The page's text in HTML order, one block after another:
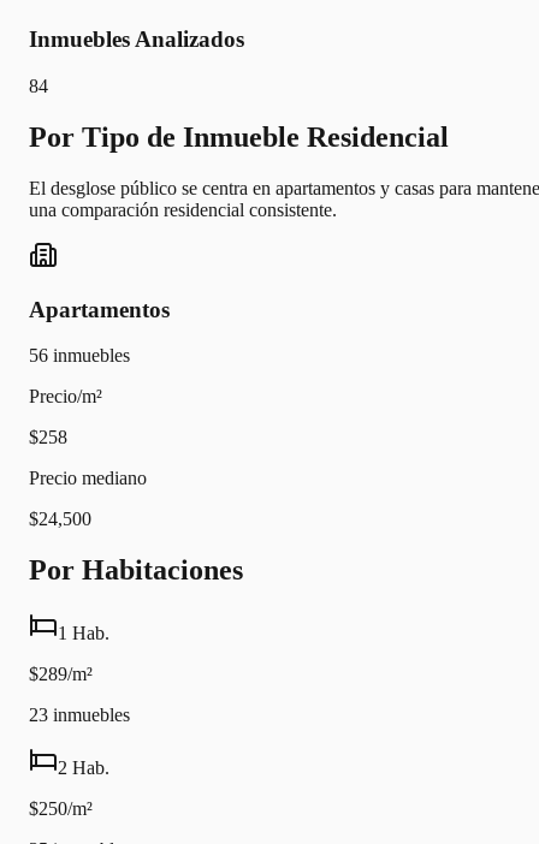
Inmuebles Analizados
84
Por Tipo de Inmueble Residencial
El desglose público se centra en apartamentos y casas para
una comparación residencial consistente.
Apartamentos
56 inmuebles
Precio/m²
$258
Precio mediano
$24,500
Por Habitaciones
1 Hab.
$289/m²
23 inmuebles
2 Hab.
$250/m²